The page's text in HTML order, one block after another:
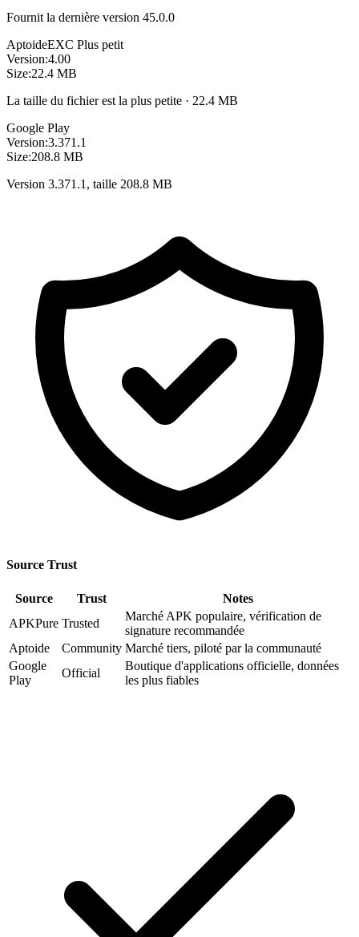
Fournit la dernière version 45.0.0
AptoideEXC Plus petit
Version:4.00
Size:22.4 MB
La taille du fichier est la plus petite · 22.4 MB
Google Play
Version:3.371.1
Size:208.8 MB
Version 3.371.1, taille 208.8 MB
Source Trust
Source Trust
Notes
APKPure Trusted
Marché APK populaire, vérification de
signature recommandée
Aptoide
Community Marché tiers, piloté par la communauté
Google
Play
Official
Boutique d'applications officielle, données
les plus fiables